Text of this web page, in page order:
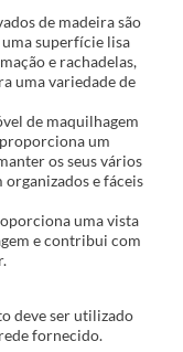
de madeira são
superfície lisa
e rachadelas,
uma variedade de
de maquilhagem
um
os seus vários
e fáceis
uma vista
e contribui com
deve ser utilizado
fornecido.